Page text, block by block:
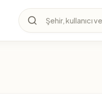
Şehir, kullanıcı veya